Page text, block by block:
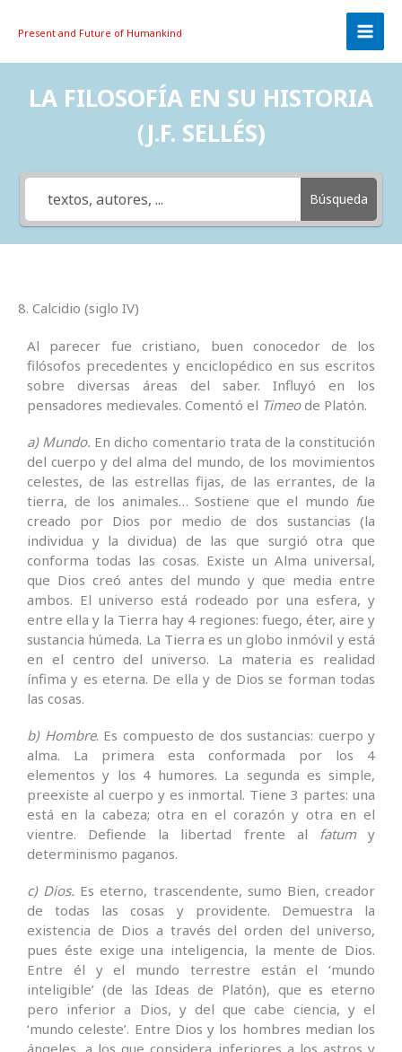
Present and Future of Humankind
LA FILOSOFÍA EN SU HISTORIA
(J.F. SELLÉS)
Búsqueda
8. Calcidio (siglo IV)
Al parecer fue cristiano, buen conocedor de los
filósofos precedentes y enciclopédico en sus escritos
sobre diversas áreas del saber. Influyó en los
pensadores medievales. Comentó el Timeode Platón.
a) Mundo. En dicho comentario trata de la constitución
del cuerpo y del alma del mundo, de los movimientos
celestes, de las estrellas fijas, de las errantes, de la
tierra, de los animales… Sostiene que el mundo fue
creado por Dios por medio de dos sustancias (la
individua y la dividua) de las que surgió otra que
conforma todas las cosas. Existe un Alma universal,
que Dios creó antes del mundo y que media entre
ambos. El universo está rodeado por una esfera, y
entre ella y la Tierra hay 4 regiones: fuego, éter, aire y
sustancia húmeda. La Tierra es un globo inmóvil y está
en el centro del universo. La materia es realidad
ínfima y es eterna. De ella y de Dios se forman todas
las cosas.
b) Hombre. Es compuesto de dos sustancias: cuerpo y
alma. La primera esta conformada por los 4
elementos y los 4 humores. La segunda es simple,
preexiste al cuerpo y es inmortal. Tiene 3 partes: una
está en la cabeza; otra en el corazón y otra en el
vientre. Defiende la libertad frente al
fatumy
determinismo paganos.
c) Dios. Es eterno, trascendente, sumo Bien, creador
de todas las cosas y providente. Demuestra la
existencia de Dios a través del orden del universo,
pues éste exige una inteligencia, la mente de Dios.
Entre él y el mundo terrestre están el ‘mundo
inteligible’ (de las Ideas de Platón), que es eterno
pero inferior a Dios, y del que cabe ciencia, y el
‘mundo celeste’. Entre Dios y los hombres median los
ángeles, a los que considera inferiores a los astros y